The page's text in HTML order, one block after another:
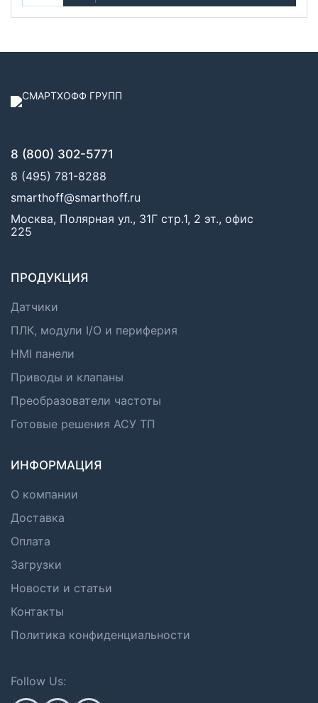
8 (800) 302-5771
8 (495) 781-8288
smarthoff@smarthoff.ru
Москва, Полярная ул., 31Г стр.1, 2 эт., офис
225
ПРОДУКЦИЯ
Датчики
ПЛК, модули I/O и периферия
HMI панели
Приводы и клапаны
Преобразователи частоты
Готовые решения АСУ ТП
ИНФОРМАЦИЯ
О компании
Доставка
Оплата
Загрузки
Новости и статьи
Контакты
Политика конфиденциальности
Follow Us: